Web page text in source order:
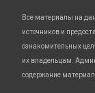
Все материалы на
источников и
ознакомительных
их владельцам.
содержание